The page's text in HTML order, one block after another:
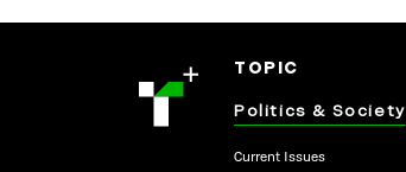
TOPIC
Politics & Society
Current Issues